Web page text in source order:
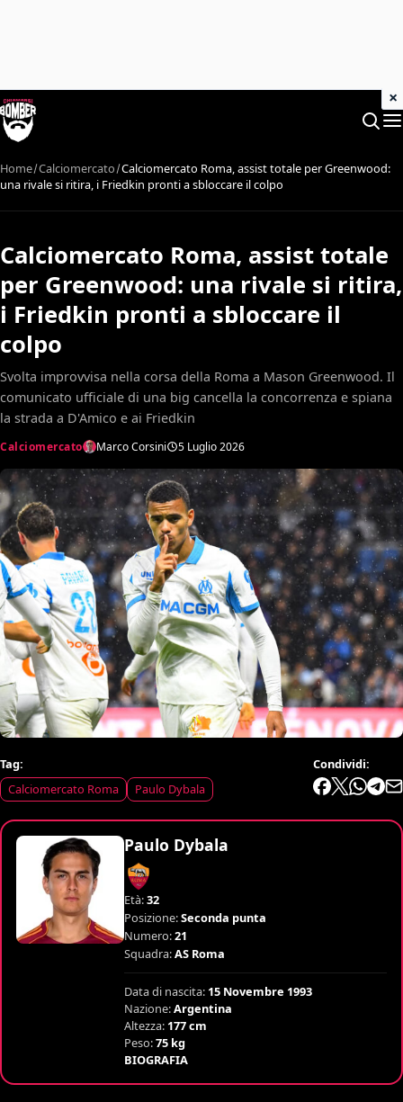
Home Calciomercato Calciomercato Roma, assist totale per Greenwood:
una rivale si ritira, i Friedkin pronti a sbloccare il colpo
Calciomercato Roma, assist totale
per Greenwood: una rivale si ritira,
i Friedkin pronti a sbloccare il
colpo
Svolta improvvisa nella corsa della Roma a Mason Greenwood. Il
comunicato ufficiale di una big cancella la concorrenza e spiana
la strada a D'Amico e ai Friedkin
Calciomercato Marco Corsini 5 Luglio 2026
Tag:
Calciomercato Roma
Paulo Dybala
Condividi:
Paulo Dybala
Età:32
Posizione:Seconda punta
Numero:21
Squadra:AS Roma
Data di nascita: 15 Novembre 1993
Nazione:Argentina
Altezza: 177 cm
Peso:75 kg
BIOGRAFIA
×